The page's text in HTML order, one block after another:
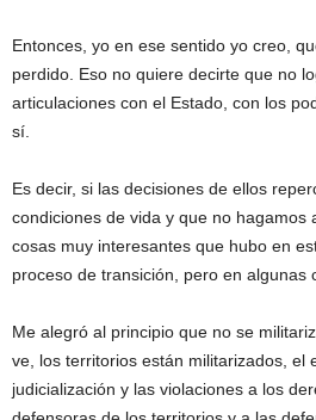
Entonces, yo en ese sentido yo creo,
perdido. Eso no quiere decirte que no
articulaciones con el Estado, con los
sí.
Es decir, si las decisiones de ellos
condiciones de vida y que no hagamos
cosas muy interesantes que hubo en
proceso de transición, pero en algunas
Me alegró al principio que no se
ve, los territorios están militarizados, el
judicialización y las violaciones a los